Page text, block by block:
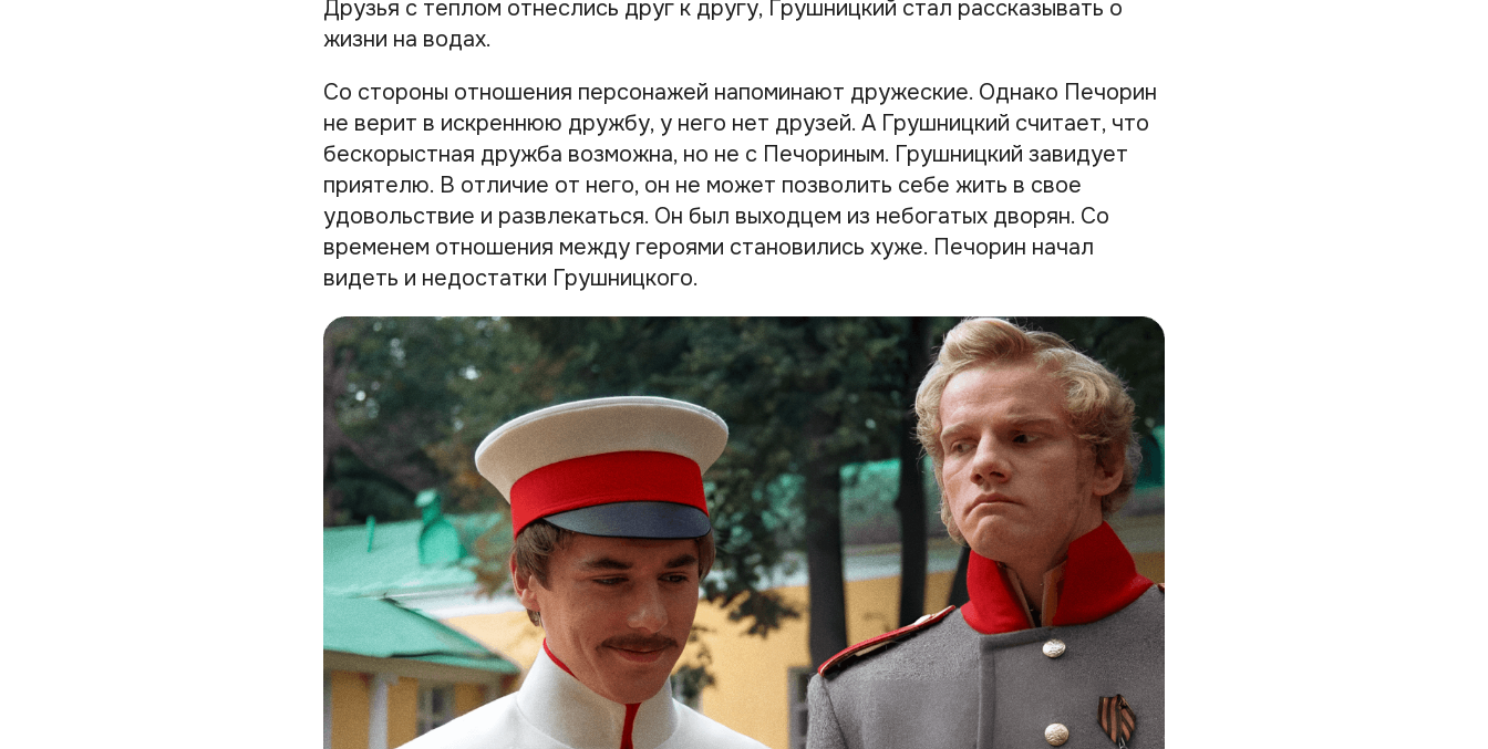
Друзья с теплом отнеслись друг к другу, Грушницкий стал рассказывать о
жизни на водах.
Со стороны отношения персонажей напоминают дружеские. Однако Печорин
не верит в искреннюю дружбу, у него нет друзей. А Грушницкий считает, что
бескорыстная дружба возможна, но не с Печориным. Грушницкий завидует
приятелю. В отличие от него, он не может позволить себе жить в свое
удовольствие и развлекаться. Он был выходцем из небогатых дворян. Со
временем отношения между героями становились хуже. Печорин начал
видеть и недостатки Грушницкого.